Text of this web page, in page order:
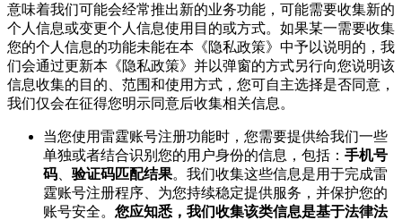
意味着我们可能会经常推出新的业务功能，可能需要收集新的
个人信息或变更个人信息使用目的或方式。如果某一需要收集
您的个人信息的功能未能在本《隐私政策》中予以说明的，我
们会通过更新本《隐私政策》并以弹窗的方式另行向您说明该
信息收集的目的、范围和使用方式，您可自主选择是否同意，
我们仅会在征得您明示同意后收集相关信息。
当您使用雷霆账号注册功能时，您需要提供给我们一些
单独或者结合识别您的用户身份的信息，包括： 手机号
码
验证码匹配结果。我们收集这些信息是用于完成雷
霆账号注册程序、为您持续稳定提供服务，并保护您的
账号安全。 您应知悉，我们收集该类信息是基于法律法